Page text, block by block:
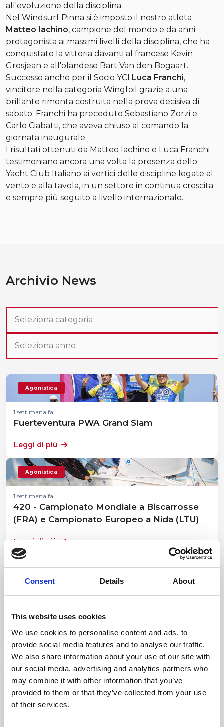
Consent Details About
This website uses cookies
We use cookies to personalise content and ads, to
provide social media features and to analyse our traffic.
We also share information about your use of our site with
our social media, advertising and analytics partners who
may combine it with other information that you’ve
provided to them or that they’ve collected from your use
of their services.
all'evoluzione della disciplina.
Nel Windsurf Pinna si è imposto il nostro atleta
Matteo Iachino, campione del mondo e da anni
protagonista ai massimi livelli della disciplina, che ha
conquistato la vittoria davanti al francese Kevin
Grosjean e all'olandese Bart Van den Bogaart.
Successo anche per il Socio YCI
Luca Franchi,
vincitore nella categoria Wingfoil grazie a una
brillante rimonta costruita nella prova decisiva di
sabato. Franchi ha preceduto Sebastiano Zorzi e
Carlo Ciabatti, che aveva chiuso al comando la
giornata inaugurale.
I risultati ottenuti da Matteo Iachino e Luca Franchi
testimoniano ancora una volta la presenza dello
Yacht Club Italiano ai vertici delle discipline legate al
vento e alla tavola, in un settore in continua crescita
e sempre più seguito a livello internazionale.
Archivio News
Agonistica
1 settimana fa
Fuerteventura PWA Grand Slam
Leggi di più
Agonistica
1 settimana fa
420 - Campionato Mondiale a Biscarrosse
(FRA) e Campionato Europeo a Nida (LTU)
Leggi di più
Agonistica
Optiweek
Leggi di più
Eventi Sportivi
1 mese fa
J/70 Member's Cup - Summer Edition